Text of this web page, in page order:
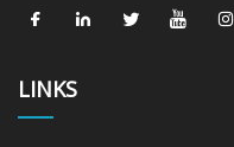
LINKS